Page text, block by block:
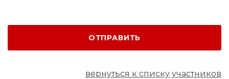
ОТПРАВИТЬ
вернуться к списку участников